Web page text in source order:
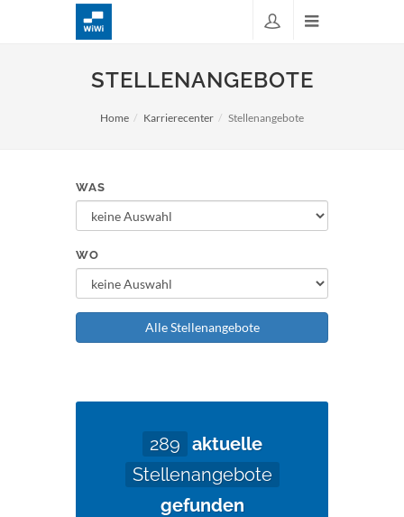
STELLENANGEBOTE
Home Karrierecenter Stellenangebote
WAS
WO
Alle Stellenangebote
289 aktuelle
Stellenangebote
gefunden